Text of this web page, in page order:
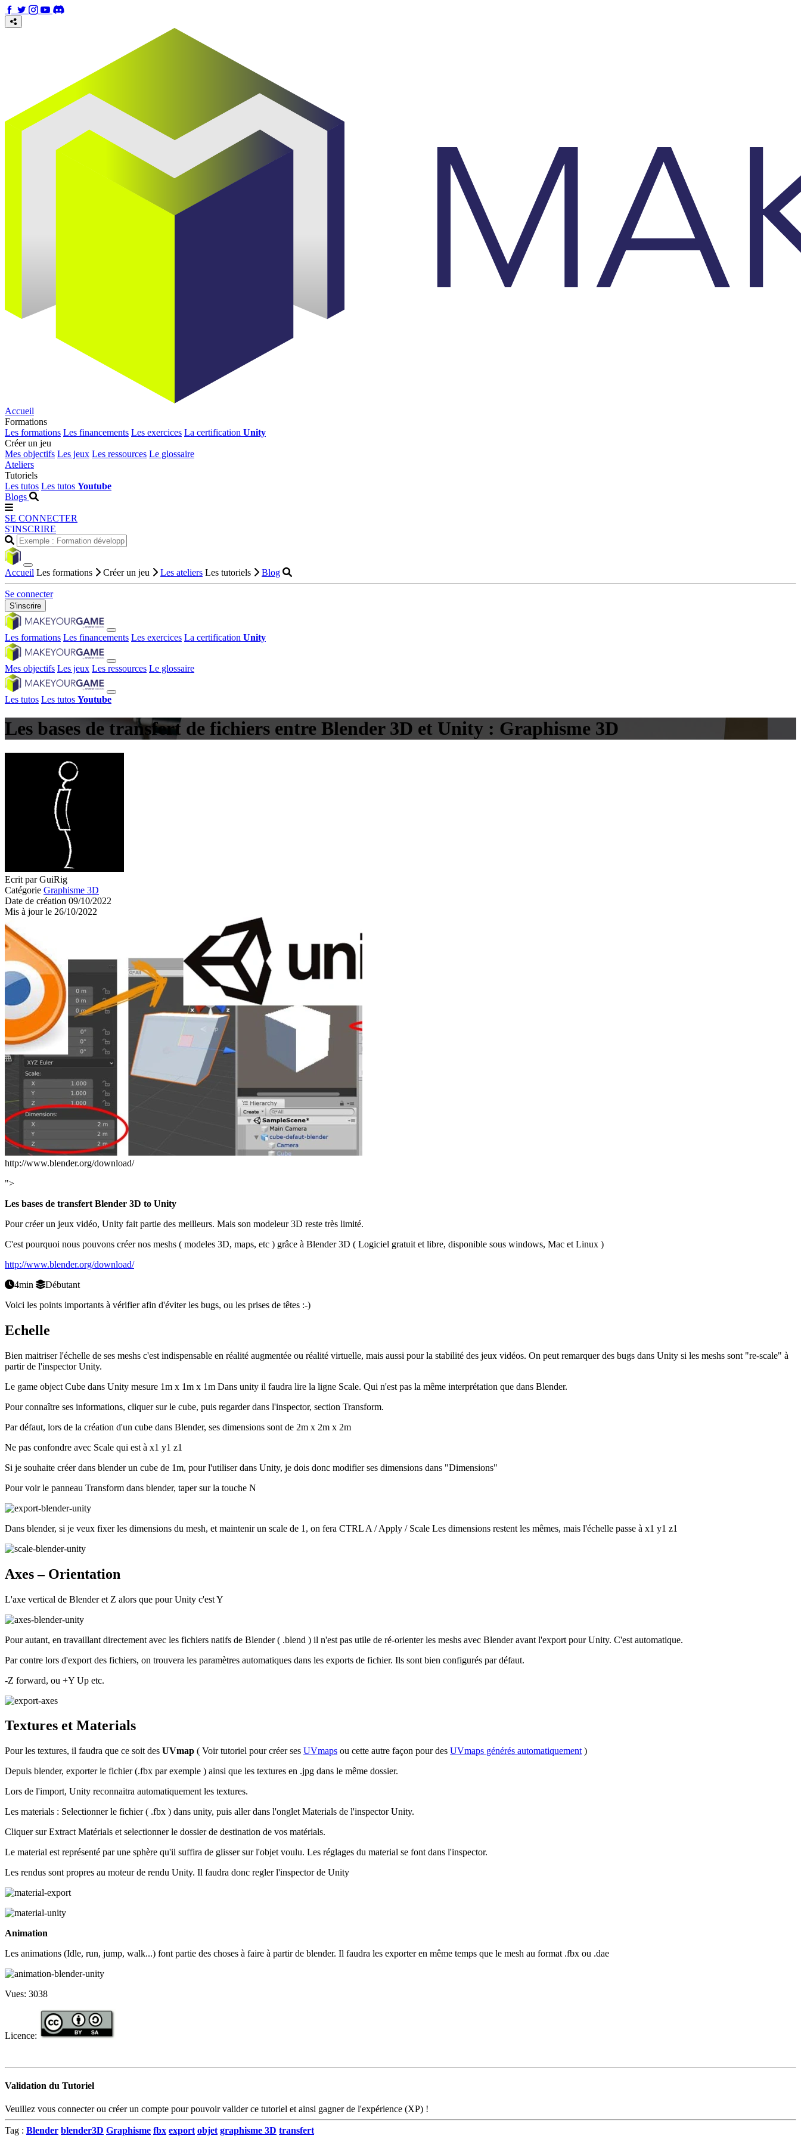
Accueil
Formations
Les formations Les financements Les exercices La certification Unity
Créer un jeu
Mes objectifs Les jeux Les ressources Le glossaire
Ateliers
Tutoriels
Les tutos Les tutos Youtube
Blogs
SE CONNECTER
S'INSCRIRE
Accueil Les formations Créer un jeu Les ateliers Les tutoriels Blog
Se connecter
S'inscrire
Les formations Les financements Les exercices La certification Unity
Mes objectifs Les jeux Les ressources Le glossaire
Les tutos Les tutos Youtube
Les bases de transfert de fichiers entre Blender 3D et Unity : Graphisme 3D
Ecrit par GuiRig
Catégorie Graphisme 3D
Date de création 09/10/2022
Mis à jour le 26/10/2022
http://www.blender.org/download/
">
Les bases de transfert Blender 3D to Unity
Pour créer un jeux vidéo, Unity fait partie des meilleurs. Mais son modeleur 3D reste très limité.
C'est pourquoi nous pouvons créer nos meshs ( modeles 3D, maps, etc ) grâce à Blender 3D ( Logiciel gratuit et libre, disponible sous windows, Mac et Linux )
http://www.blender.org/download/
4min
Débutant
Voici les points importants à vérifier afin d'éviter les bugs, ou les prises de têtes :-)
Echelle
Bien maitriser l'échelle de ses meshs c'est indispensable en réalité augmentée ou réalité virtuelle, mais aussi pour la stabilité des jeux vidéos. On peut remarquer des bugs dans Unity si les meshs sont "re-scale" à
partir de l'inspector Unity.
Le game object Cube dans Unity mesure 1m x 1m x 1m Dans unity il faudra lire la ligne Scale. Qui n'est pas la même interprétation que dans Blender.
Pour connaître ses informations, cliquer sur le cube, puis regarder dans l'inspector, section Transform.
Par défaut, lors de la création d'un cube dans Blender, ses dimensions sont de 2m x 2m x 2m
Ne pas confondre avec Scale qui est à x1 y1 z1
Si je souhaite créer dans blender un cube de 1m, pour l'utiliser dans Unity, je dois donc modifier ses dimensions dans "Dimensions"
Pour voir le panneau Transform dans blender, taper sur la touche N
Dans blender, si je veux fixer les dimensions du mesh, et maintenir un scale de 1, on fera CTRL A / Apply / Scale Les dimensions restent les mêmes, mais l'échelle passe à x1 y1 z1
Axes – Orientation
L'axe vertical de Blender et Z alors que pour Unity c'est Y
Pour autant, en travaillant directement avec les fichiers natifs de Blender ( .blend ) il n'est pas utile de ré-orienter les meshs avec Blender avant l'export pour Unity. C'est automatique.
Par contre lors d'export des fichiers, on trouvera les paramètres automatiques dans les exports de fichier. Ils sont bien configurés par défaut.
-Z forward, ou +Y Up etc.
Textures et Materials
Pour les textures, il faudra que ce soit des UVmap ( Voir tutoriel pour créer ses UVmaps ou cette autre façon pour des UVmaps générés automatiquement )
Depuis blender, exporter le fichier (.fbx par exemple ) ainsi que les textures en .jpg dans le même dossier.
Lors de l'import, Unity reconnaitra automatiquement les textures.
Les materials : Selectionner le fichier ( .fbx ) dans unity, puis aller dans l'onglet Materials de l'inspector Unity.
Cliquer surExtract Matérials et selectionner le dossier de destination de vos matérials.
Le material est représenté par une sphère qu'il suffira de glisser sur l'objet voulu. Les réglages du material se font dans l'inspector.
Les rendus sont propres au moteur de rendu Unity. Il faudra donc regler l'inspector de Unity
Animation
Les animations (Idle, run, jump, walk...) font partie des choses à faire à partir de blender. Il faudra les exporter en même temps que le mesh au format .fbx ou .dae
Vues: 3038
Licence:
Validation du Tutoriel
Veuillez vous connecter ou créer un compte pour pouvoir valider ce tutoriel et ainsi gagner de l'expérience (XP) !
Tag : Blender blender3D Graphisme fbx export objet graphisme 3D transfert